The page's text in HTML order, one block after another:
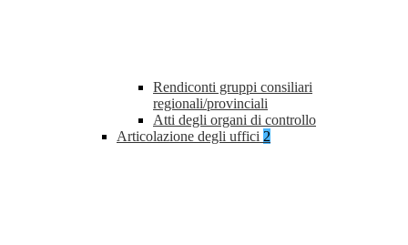
Rendiconti gruppi consiliari
regionali/provinciali
Atti degli organi di controllo
Articolazione degli uffici 2